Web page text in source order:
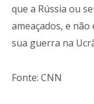
que a Rússia ou
ameaçados, e
sua guerra na
Fonte: CNN